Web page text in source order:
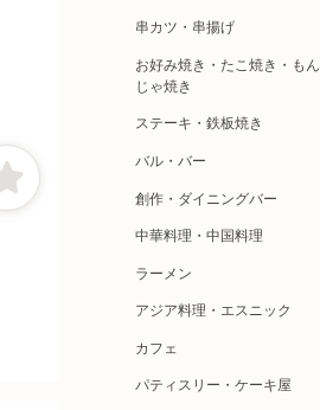
串カツ・串揚げ
お好み焼き・たこ焼き・もん
じゃ焼き
ステーキ・鉄板焼き
バル・バー
創作・ダイニングバー
中華料理・中国料理
ラーメン
アジア料理・エスニック
カフェ
パティスリー・ケーキ屋